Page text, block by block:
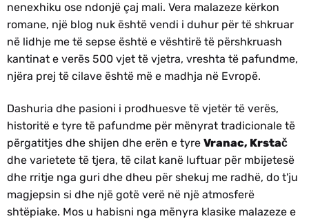
nenexhiku ose ndonjë çaj mali. Vera malazeze kërkon
romane, një blog nuk është vendi i duhur për të shkruar
në lidhje me të sepse është e vështirë të përshkruash
kantinat e verës 500 vjet të vjetra, vreshta të pafundme,
njëra prej të cilave është më e madhja në Evropë.
Dashuria dhe pasioni i prodhuesve të vjetër të verës,
historitë e tyre të pafundme për mënyrat tradicionale të
përgatitjes dhe shijen dhe erën e tyre Vranac, Krstač
dhe varietete të tjera, të cilat kanë luftuar për mbijetesë
dhe rritje nga guri dhe dheu për shekuj me radhë, do t'ju
magjepsin si dhe një gotë verë në një atmosferë
shtëpiake. Mos u habisni nga mënyra klasike malazeze e